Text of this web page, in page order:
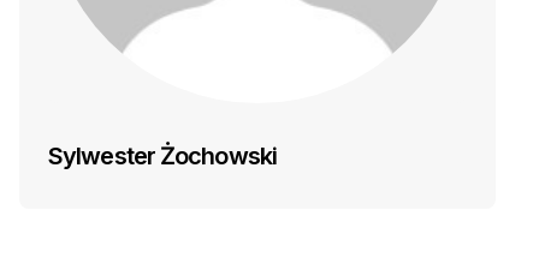
Sylwester Żochowski